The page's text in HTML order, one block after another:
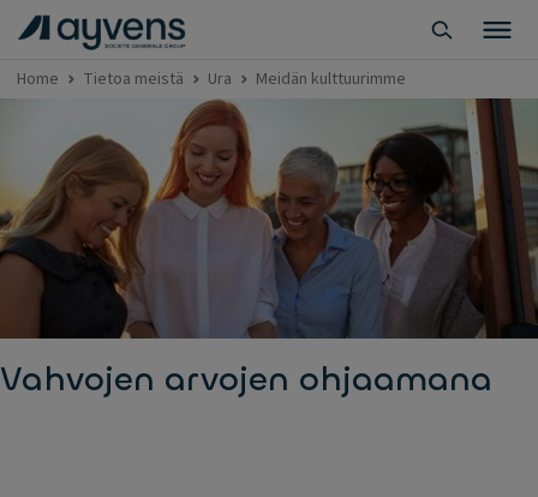
Home Tietoa meistä Ura Meidän kulttuurimme
Vahvojen arvojen ohjaamana